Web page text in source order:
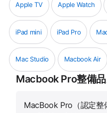
Apple TV Apple Watch
iPad mini iPad Pro
Mac Studio Macbook Air
Macbook Pro整備
MacBook Pro（認定整